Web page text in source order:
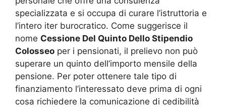
specializzata e si occupa di curare l’istruttoria e
l’intero iter burocratico. Come suggerisce il
nome Cessione Del Quinto Dello Stipendio
Colosseo per i pensionati, il prelievo non può
superare un quinto dell’importo mensile della
pensione. Per poter ottenere tale tipo di
finanziamento l’interessato deve prima di ogni
cosa richiedere la comunicazione di cedibilità